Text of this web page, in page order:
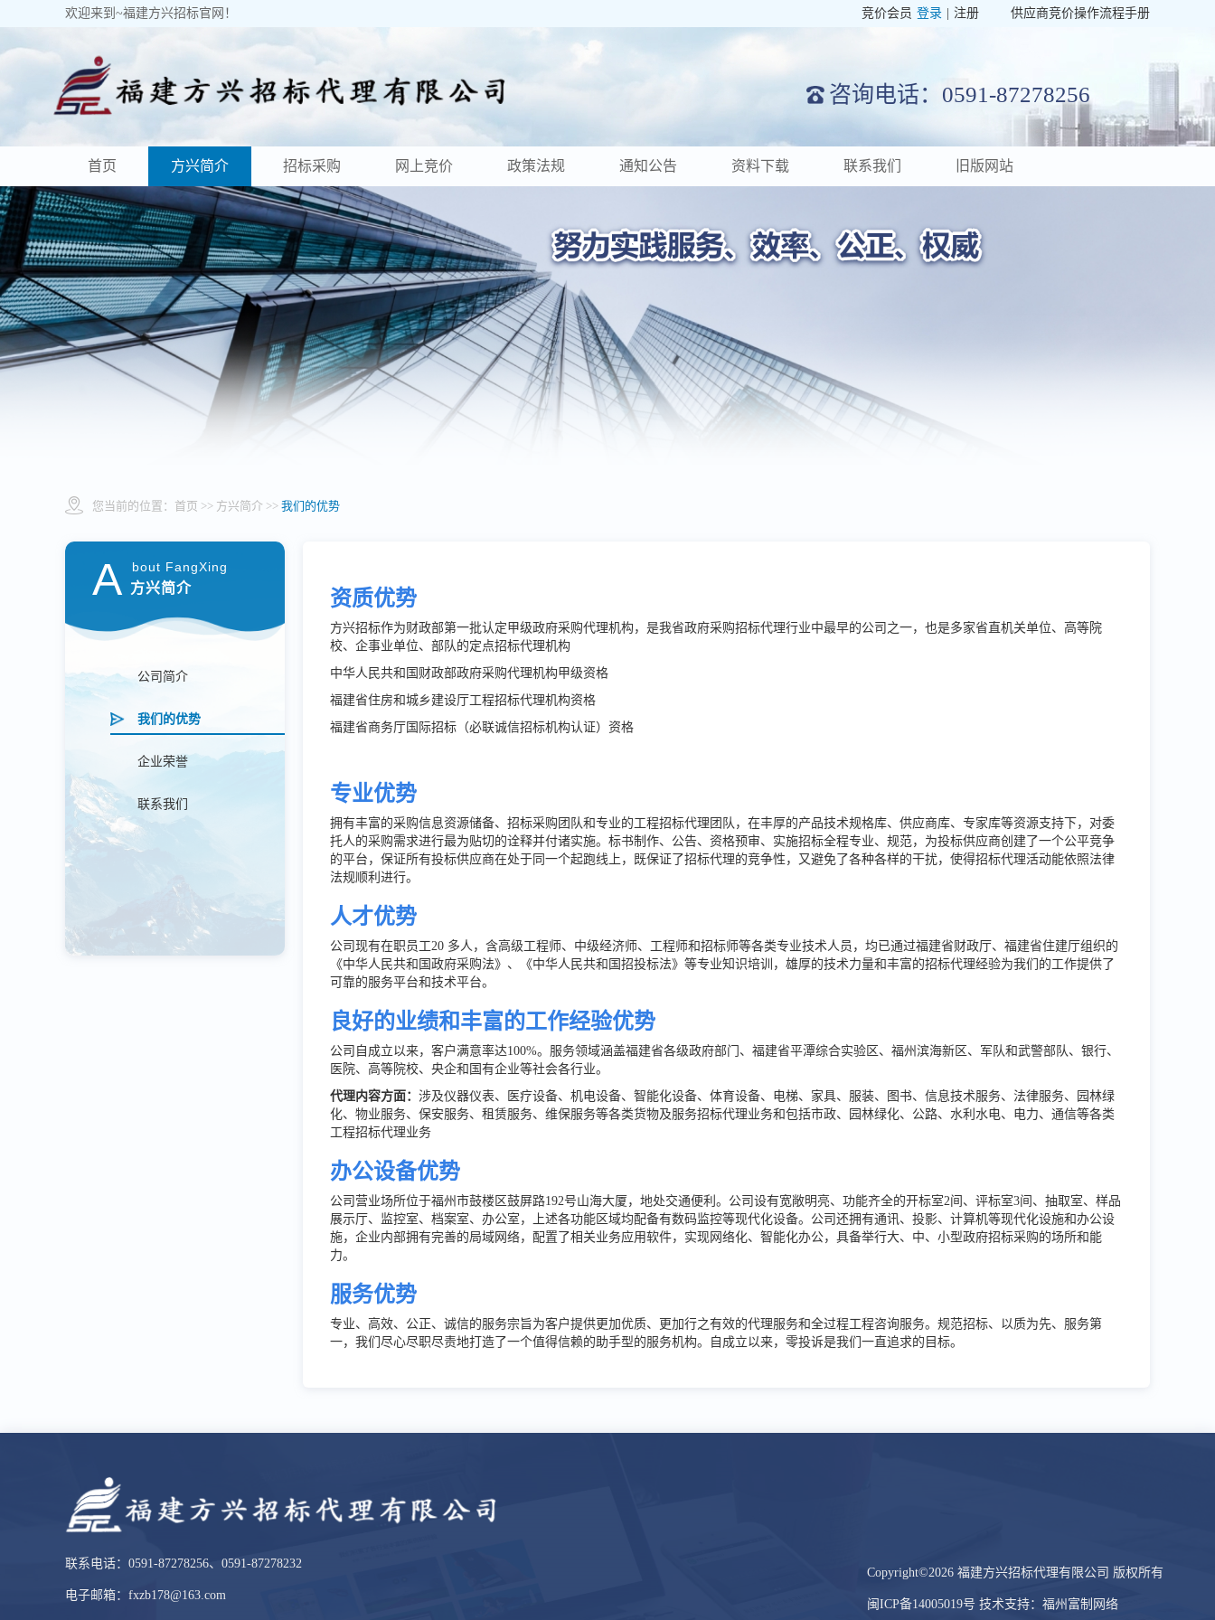
欢迎来到~福建方兴招标官网！ 竞价会员 登录 注册 供应商竞价操作流程手册
咨询电话：0591-87278256
首页 方兴简介 招标采购 网上竞价 政策法规 通知公告 资料下载 联系我们 旧版网站
您当前的位置： 首页 >> 方兴简介 >> 我们的优势
A bout FangXing
方兴简介
公司简介
我们的优势
企业荣誉
联系我们
资质优势
方兴招标作为财政部第一批认定甲级政府采购代理机构，是我省政府采购招标代理行业中最早的公司之一，也是多家省直机关单位、高等院
校、企事业单位、部队的定点招标代理机构
中华人民共和国财政部政府采购代理机构甲级资格
福建省住房和城乡建设厅工程招标代理机构资格
福建省商务厅国际招标（必联诚信招标机构认证）资格
专业优势
拥有丰富的采购信息资源储备、招标采购团队和专业的工程招标代理团队，在丰厚的产品技术规格库、供应商库、专家库等资源支持下，对委
托人的采购需求进行最为贴切的诠释并付诸实施。标书制作、公告、资格预审、实施招标全程专业、规范，为投标供应商创建了一个公平竞争
的平台，保证所有投标供应商在处于同一个起跑线上，既保证了招标代理的竞争性，又避免了各种各样的干扰，使得招标代理活动能依照法律
法规顺利进行。
人才优势
公司现有在职员工20 多人，含高级工程师、中级经济师、工程师和招标师等各类专业技术人员，均已通过福建省财政厅、福建省住建厅组织的
《中华人民共和国政府采购法》、《中华人民共和国招投标法》等专业知识培训，雄厚的技术力量和丰富的招标代理经验为我们的工作提供了
可靠的服务平台和技术平台。
良好的业绩和丰富的工作经验优势
公司自成立以来，客户满意率达100%。服务领域涵盖福建省各级政府部门、福建省平潭综合实验区、福州滨海新区、军队和武警部队、银行、
医院、高等院校、央企和国有企业等社会各行业。
代理内容方面：涉及仪器仪表、医疗设备、机电设备、智能化设备、体育设备、电梯、家具、服装、图书、信息技术服务、法律服务、园林绿
化、物业服务、保安服务、租赁服务、维保服务等各类货物及服务招标代理业务和包括市政、园林绿化、公路、水利水电、电力、通信等各类
工程招标代理业务
办公设备优势
公司营业场所位于福州市鼓楼区鼓屏路192号山海大厦，地处交通便利。公司设有宽敞明亮、功能齐全的开标室2间、评标室3间、抽取室、样品
展示厅、监控室、档案室、办公室，上述各功能区域均配备有数码监控等现代化设备。公司还拥有通讯、投影、计算机等现代化设施和办公设
施，企业内部拥有完善的局域网络，配置了相关业务应用软件，实现网络化、智能化办公，具备举行大、中、小型政府招标采购的场所和能
力。
服务优势
专业、高效、公正、诚信的服务宗旨为客户提供更加优质、更加行之有效的代理服务和全过程工程咨询服务。规范招标、以质为先、服务第
一，我们尽心尽职尽责地打造了一个值得信赖的助手型的服务机构。自成立以来，零投诉是我们一直追求的目标。
联系电话：0591-87278256、0591-87278232
电子邮箱：fxzb178@163.com
Copyright©2026 福建方兴招标代理有限公司 版权所有
闽ICP备14005019号 技术支持：福州富制网络